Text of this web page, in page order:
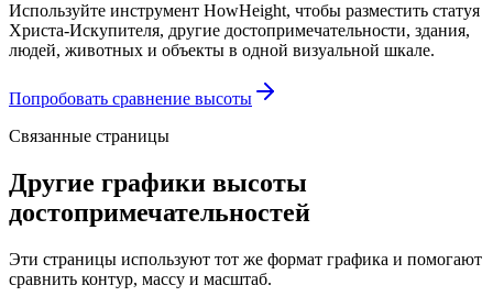
Используйте инструмент HowHeight, чтобы разместить статуя
Христа-Искупителя, другие достопримечательности, здания,
людей, животных и объекты в одной визуальной шкале.
Попробовать сравнение высоты
Связанные страницы
Другие графики высоты
достопримечательностей
Эти страницы используют тот же формат графика и помогают
сравнить контур, массу и масштаб.